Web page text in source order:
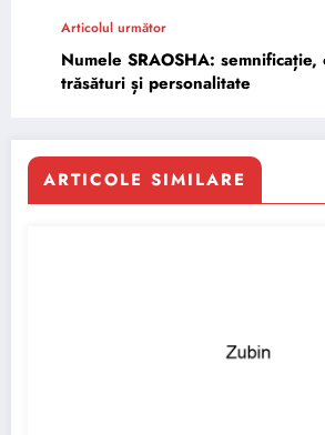
Articolul următor
Numele SRAOSHA: semnificație,
trăsături și personalitate
ARTICOLE SIMILARE